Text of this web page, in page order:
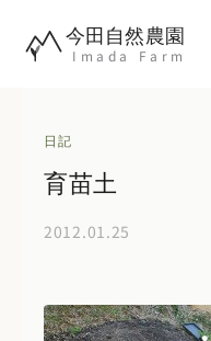
今田自然農園
Imada Farm
日記
育苗土
2012.01.25